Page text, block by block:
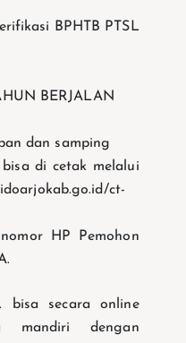
BPHTB PTSL
BERJALAN
dan samping
di cetak melalui
ct-
HP Pemohon
bisa secara online
mandiri dengan